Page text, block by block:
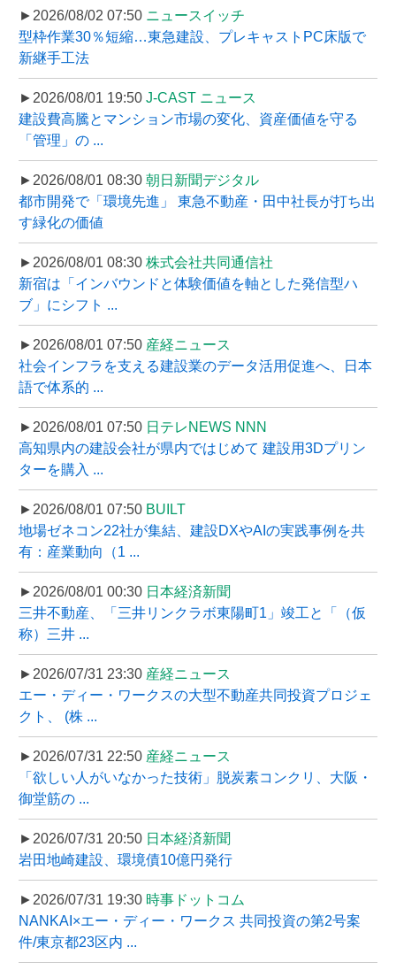
►2026/08/02 07:50 ニュースイッチ
型枠作業30％短縮…東急建設、プレキャストPC床版で
新継手工法
►2026/08/01 19:50 J-CAST ニュース
建設費高騰とマンション市場の変化、資産価値を守る
「管理」の ...
►2026/08/01 08:30 朝日新聞デジタル
都市開発で「環境先進」 東急不動産・田中社長が打ち出
す緑化の価値
►2026/08/01 08:30 株式会社共同通信社
新宿は「インバウンドと体験価値を軸とした発信型ハ
ブ」にシフト ...
►2026/08/01 07:50 産経ニュース
社会インフラを支える建設業のデータ活用促進へ、日本
語で体系的 ...
►2026/08/01 07:50 日テレNEWS NNN
高知県内の建設会社が県内ではじめて 建設用3Dプリン
ターを購入 ...
►2026/08/01 07:50 BUILT
地場ゼネコン22社が集結、建設DXやAIの実践事例を共
有：産業動向（1 ...
►2026/08/01 00:30 日本経済新聞
三井不動産、「三井リンクラボ東陽町1」竣工と「（仮
称）三井 ...
►2026/07/31 23:30 産経ニュース
エー・ディー・ワークスの大型不動産共同投資プロジェ
クト、 (株 ...
►2026/07/31 22:50 産経ニュース
「欲しい人がいなかった技術」脱炭素コンクリ、大阪・
御堂筋の ...
►2026/07/31 20:50 日本経済新聞
岩田地崎建設、環境債10億円発行
►2026/07/31 19:30 時事ドットコム
NANKAI×エー・ディー・ワークス 共同投資の第2号案
件/東京都23区内 ...